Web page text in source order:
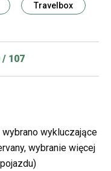
Travelbox
/ 107
wykluczające
wybranie więcej